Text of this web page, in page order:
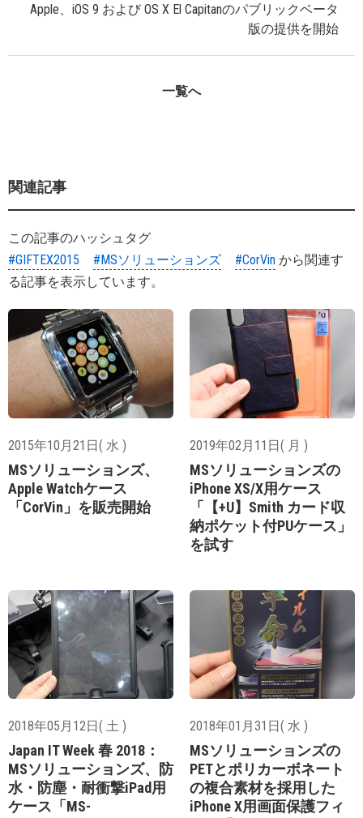
Apple、iOS 9 および OS X El Capitanのパブリックベータ
版の提供を開始
一覧へ
関連記事
この記事のハッシュタグ
#GIFTEX2015
#MSソリューションズ #CorVin から関連す
る記事を表示しています。
2015年10月21日( 水 )
MSソリューションズ、
Apple Watchケース
「CorVin」を販売開始
2019年02月11日( 月 )
MSソリューションズの
iPhone XS/X用ケース
「【+U】Smith カード収
納ポケット付PUケース」
を試す
2018年05月12日( 土 )
Japan IT Week 春 2018：
MSソリューションズ、防
水・防塵・耐衝撃iPad用
ケース「MS-
2018年01月31日( 水 )
MSソリューションズの
PETとポリカーボネート
の複合素材を採用した
iPhone X用画面保護フィ